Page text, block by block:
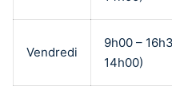
Vendredi
9h00 –
14h00)